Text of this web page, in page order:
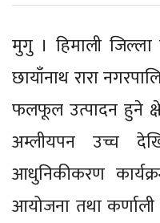
मुगु । हिमाली
छायाँनाथ रारा
फलफूल उत्पादन हुने
अम्लीयपन उच्च
आधुनिकीकरण
आयोजना तथा